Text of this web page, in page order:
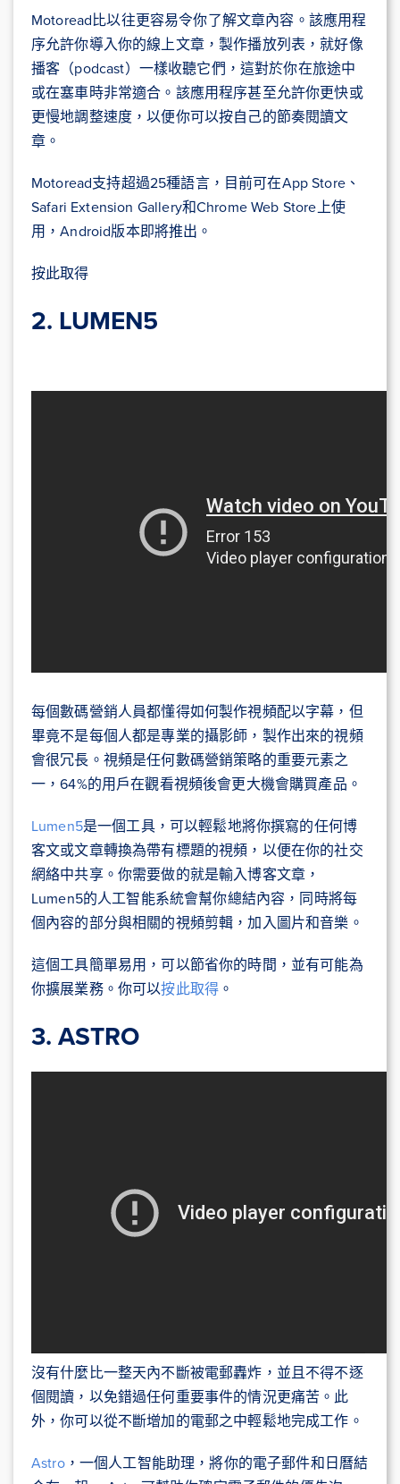
Motoread比以往更容易令你了解文章內容。該應用程
序允許你導入你的線上文章，製作播放列表，就好像
播客（podcast）一樣收聽它們，這對於你在旅途中
或在塞車時非常適合。該應用程序甚至允許你更快或
更慢地調整速度，以便你可以按自己的節奏閱讀文
章。
Motoread支持超過25種語言，目前可在App Store、
Safari Extension Gallery和Chrome Web Store上使
用，Android版本即將推出。
按此取得
2. LUMEN5
每個數碼營銷人員都懂得如何製作視頻配以字幕，但
畢竟不是每個人都是專業的攝影師，製作出來的視頻
會很冗長。視頻是任何數碼營銷策略的重要元素之
一，64%的用戶在觀看視頻後會更大機會購買產品。
Lumen5是一個工具，可以輕鬆地將你撰寫的任何博
客文或文章轉換為帶有標題的視頻，以便在你的社交
網絡中共享。你需要做的就是輸入博客文章，
Lumen5的人工智能系統會幫你總結內容，同時將每
個內容的部分與相關的視頻剪輯，加入圖片和音樂。
這個工具簡單易用，可以節省你的時間，並有可能為
你擴展業務。你可以按此取得 。
3. ASTRO
沒有什麼比一整天內不斷被電郵轟炸，並且不得不逐
個閱讀，以免錯過任何重要事件的情況更痛苦。此
外，你可以從不斷增加的電郵之中輕鬆地完成工作。
Astro，一個人工智能助理，將你的電子郵件和日曆結